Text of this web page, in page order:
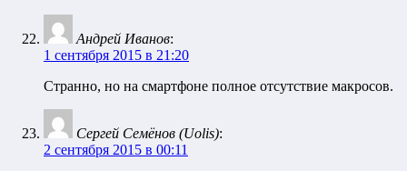
Андрей Иванов:
1 сентября 2015 в 21:20
Странно, но на смартфоне полное отсутствие макросов.
Сергей Семёнов (Uolis):
2 сентября 2015 в 00:11